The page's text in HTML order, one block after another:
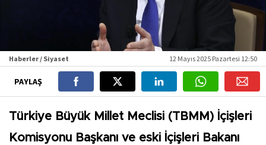
Haberler / Siyaset 12 Mayıs 2025 Pazartesi 12:50
PAYLAŞ
Türkiye Büyük Millet Meclisi (TBMM) İçişleri
Komisyonu Başkanı ve eski İçişleri Bakanı